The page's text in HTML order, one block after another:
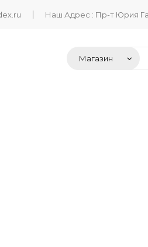
Наш Адрес : Пр-т Юрия